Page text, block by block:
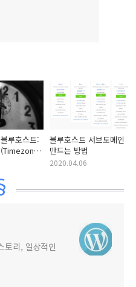
루호스트:
(Timezone)
블루호스트 서브도메인
만드는 방법
2020.04.06
토리, 일상적인